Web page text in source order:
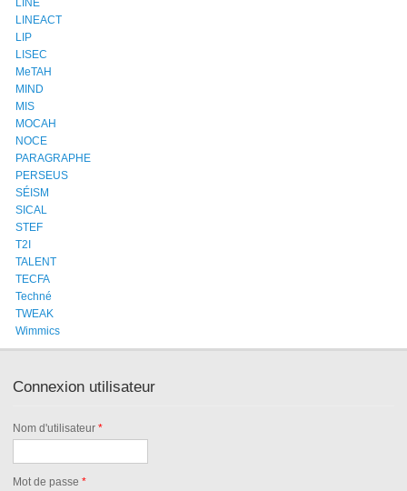
LINE
LINEACT
LIP
LISEC
MeTAH
MIND
MIS
MOCAH
NOCE
PARAGRAPHE
PERSEUS
SÉISM
SICAL
STEF
T2I
TALENT
TECFA
Techné
TWEAK
Wimmics
Connexion utilisateur
Nom d'utilisateur*
Mot de passe*